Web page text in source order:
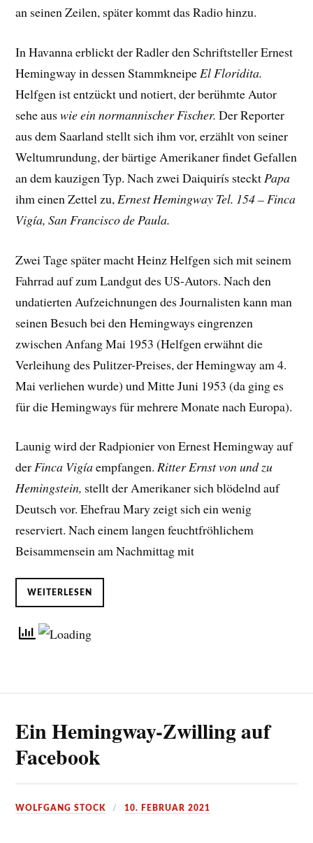
an seinen Zeilen, später kommt das Radio hinzu.
In Havanna erblickt der Radler den Schriftsteller Ernest
Hemingway in dessen Stammkneipe El Floridita.
Helfgen ist entzückt und notiert, der berühmte Autor
sehe auswie ein normannischer Fischer. Der Reporter
aus dem Saarland stellt sich ihm vor, erzählt von seiner
Weltumrundung, der bärtige Amerikaner findet Gefallen
an dem kauzigen Typ. Nach zwei Daiquirís steckt Papa
ihm einen Zettel zu, Ernest Hemingway Tel. 154 – Finca
Vigía, San Francisco de Paula.
Zwei Tage später macht Heinz Helfgen sich mit seinem
Fahrrad auf zum Landgut des US-Autors. Nach den
undatierten Aufzeichnungen des Journalisten kann man
seinen Besuch bei den Hemingways eingrenzen
zwischen Anfang Mai 1953 (Helfgen erwähnt die
Verleihung des Pulitzer-Preises, der Hemingway am 4.
Mai verliehen wurde) und Mitte Juni 1953 (da ging es
für die Hemingways für mehrere Monate nach Europa).
Launig wird der Radpionier von Ernest Hemingway auf
derFinca Vigíaempfangen. Ritter Ernst von und zu
Hemingstein, stellt der Amerikaner sich blödelnd auf
Deutsch vor. Ehefrau Mary zeigt sich ein wenig
reserviert. Nach einem langen feuchtfröhlichem
Beisammensein am Nachmittag mit
WEITERLESEN
Ein Hemingway-Zwilling auf
Facebook
WOLFGANG STOCK 10. FEBRUAR 2021